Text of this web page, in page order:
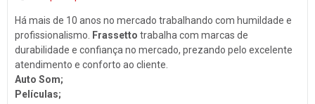
Retificadora de Motores
Auto Peças
Amortecedores
Adaptação Veicular
Há mais de 10 anos no mercado trabalhando com humildade e
profissionalismo.
Frassetto trabalha com marcas de
durabilidade e confiança no mercado, prezando pelo excelente
atendimento e conforto ao cliente.
Auto Som;
Películas;